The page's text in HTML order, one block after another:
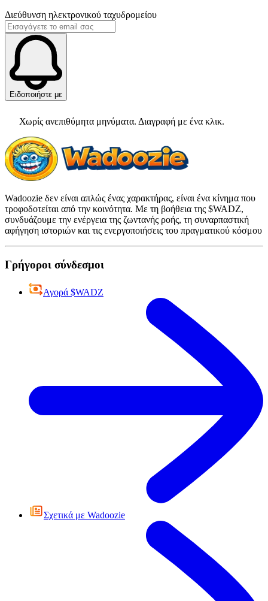
Διεύθυνση ηλεκτρονικού ταχυδρομείου
Ειδοποιήστε με
Χωρίς ανεπιθύμητα μηνύματα. Διαγραφή με ένα κλικ.
Wadoozie δεν είναι απλώς ένας χαρακτήρας, είναι ένα κίνημα που
τροφοδοτείται από την κοινότητα. Με τη βοήθεια της $WADZ,
συνδυάζουμε την ενέργεια της ζωντανής ροής, τη συναρπαστική
αφήγηση ιστοριών και τις ενεργοποιήσεις του πραγματικού κόσμου
Γρήγοροι σύνδεσμοι
Αγορά $WADZ
Σχετικά με Wadoozie